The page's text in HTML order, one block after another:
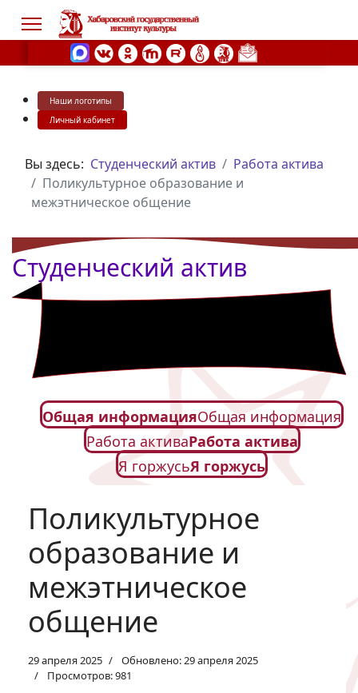
Наши логотипы
Личный кабинет
Вы здесь: Студенческий актив
Работа актива
Поликультурное образование и
межэтническое общение
Студенческий актив
Общая информацияОбщая информация
Работа активаРабота актива
Я горжусьЯ горжусь
Поликультурное
образование и
межэтническое
общение
29 апреля 2025
Обновлено: 29 апреля 2025
Просмотров: 981